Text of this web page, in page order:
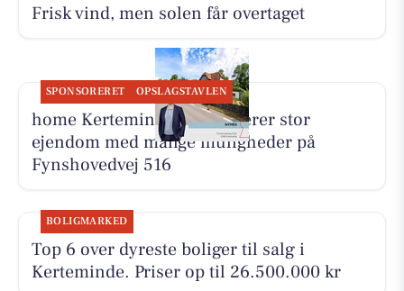
Frisk vind, men solen får overtaget
SPONSORERET OPSLAGSTAVLEN
home Kerteminde præsenterer stor
ejendom med mange muligheder på
Fynshovedvej 516
BOLIGMARKED
Top 6 over dyreste boliger til salg i
Kerteminde. Priser op til 26.500.000 kr